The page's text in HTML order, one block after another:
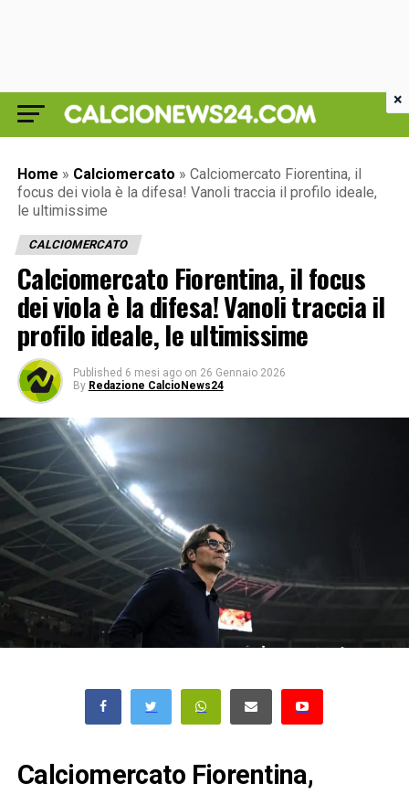
Home » Calciomercato » Calciomercato Fiorentina, il
focus dei viola è la difesa! Vanoli traccia il profilo ideale,
le ultimissime
CALCIOMERCATO
Calciomercato Fiorentina, il focus
dei viola è la difesa! Vanoli traccia il
profilo ideale, le ultimissime
Published 6 mesi ago on 26 Gennaio 2026
By Redazione CalcioNews24
Calciomercato Fiorentina,
×